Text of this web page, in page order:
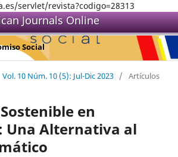
servlet/revista?codigo=28313
Journals Online
Social
Vol. 10 Núm. 10 (5): Jul-Dic 2023 / Artículos
en
Una Alternativa al